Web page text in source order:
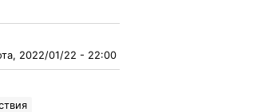
2022/01/22 - 22:00